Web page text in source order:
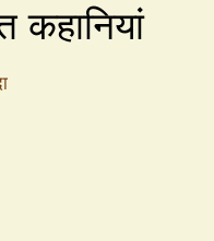
कहानियां